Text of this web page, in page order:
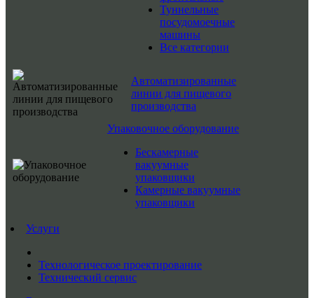
Туннельные
посудомоечные
машины
Все категории
Автоматизированные
линии для пищевого
производства
Упаковочное оборудование
Бескамерные
вакуумные
упаковщики
Камерные вакуумные
упаковщики
Услуги
Технологическое проектирование
Технический сервис